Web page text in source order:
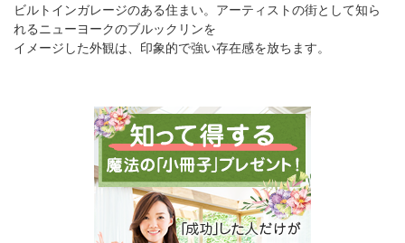
ビルトインガレージのある住まい。アーティストの街として知ら
れるニューヨークのブルックリンを
イメージした外観は、印象的で強い存在感を放ちます。